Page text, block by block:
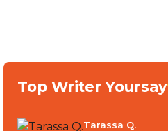
Top Writer Yoursay
Tarassa Q.